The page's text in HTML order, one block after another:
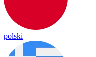
polski